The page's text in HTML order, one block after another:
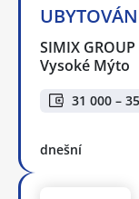
SIMIX
Vysoké Mýto
31 000 –
dnešní